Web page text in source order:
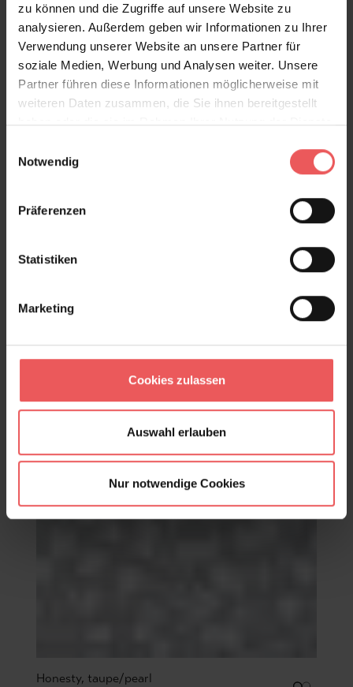
zu können und die Zugriffe auf unsere Website zu
analysieren. Außerdem geben wir Informationen zu Ihrer
Verwendung unserer Website an unsere Partner für
soziale Medien, Werbung und Analysen weiter. Unsere
Partner führen diese Informationen möglicherweise mit
weiteren Daten zusammen, die Sie ihnen bereitgestellt
haben oder die sie im Rahmen Ihrer Nutzung der Dienste
Notwendig
Präferenzen
Statistiken
Marketing
Cookies zulassen
Auswahl erlauben
Nur notwendige Cookies
Honesty, taupe/pearl